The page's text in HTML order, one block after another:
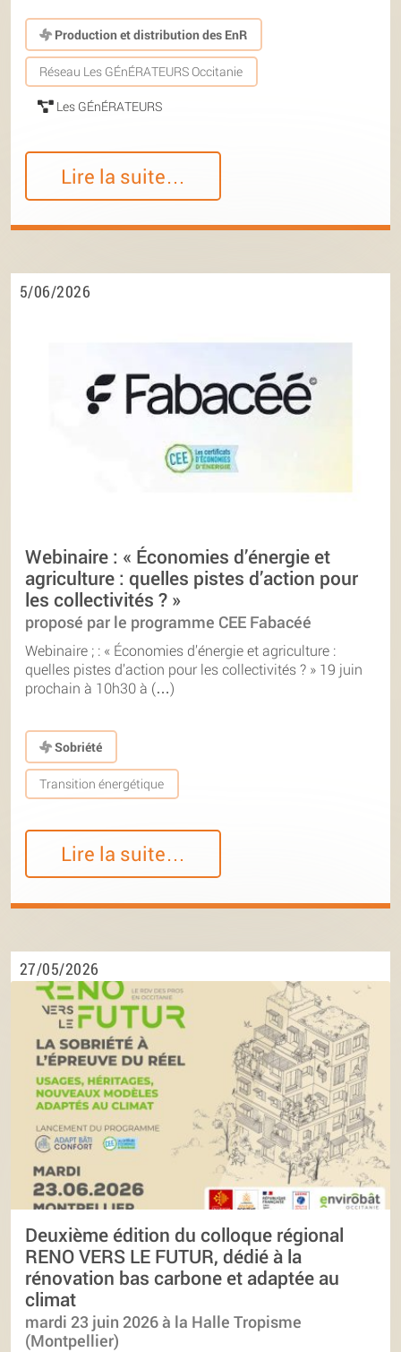
Production et distribution des EnR
Réseau Les GÉnÉRATEURS Occitanie
Les GÉnÉRATEURS
Lire la suite…
5/06/2026
Webinaire : « Économies d’énergie et
agriculture : quelles pistes d’action pour
les collectivités ? »
proposé par le programme CEE Fabacéé
Webinaire ; : « Économies d’énergie et agriculture :
quelles pistes d’action pour les collectivités ? » 19 juin
prochain à 10h30 à (…)
Sobriété
Transition énergétique
Lire la suite…
27/05/2026
Deuxième édition du colloque régional
RENO VERS LE FUTUR, dédié à la
rénovation bas carbone et adaptée au
climat
mardi 23 juin 2026 à la Halle Tropisme
(Montpellier)